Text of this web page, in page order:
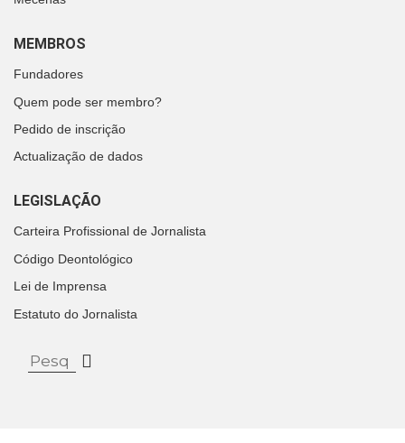
MEMBROS
Fundadores
Quem pode ser membro?
Pedido de inscrição
Actualização de dados
LEGISLAÇÃO
Carteira Profissional de Jornalista
Código Deontológico
Lei de Imprensa
Estatuto do Jornalista